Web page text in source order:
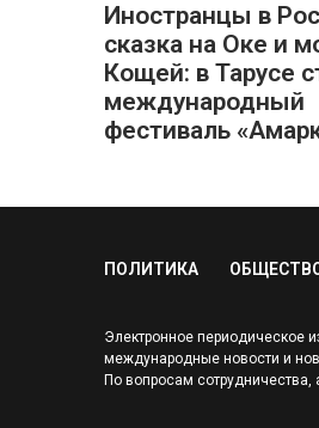
Иностранцы в
сказка на Оке и
Кощей: в Тарусе
международный
фестиваль
ПОЛИТИКА
Электронное периодическое
международные новости и
По вопросам